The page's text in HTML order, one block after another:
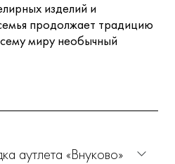
изделий и
продолжает традицию
миру необычный
аутлета «Внуково»